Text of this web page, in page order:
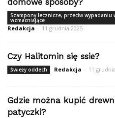
domowe sposoby?
Szampony lecznicze, przeciw wypadaniu
wzmacniające
Redakcja - 11 grudnia 2025
Czy Halitomin się ssie?
Świeży oddech Redakcja - 11
Gdzie można kupić
patyczki?